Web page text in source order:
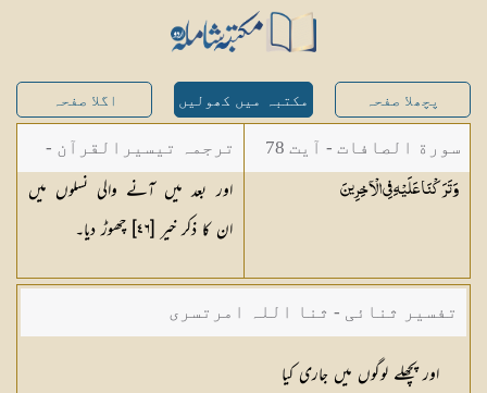
پچھلا صفحہ مکتبہ میں کھولیں اگلا صفحہ
سورة الصافات - آیت 78
وَتَرَكْنَا عَلَيْهِ فِيالْآخِرِينَ
ترجمہ تیسیرالقرآن -
مولانا عبد الرحمن
کیلانی
اور بعد میں آنے والی نسلوں میں
ان کا ذکر خیر [٤٦] چھوڑ دیا۔
تفسیر ثنائی - ثنا اللہ امرتسری
اور پچھلے لوگوں میں جاری کیا